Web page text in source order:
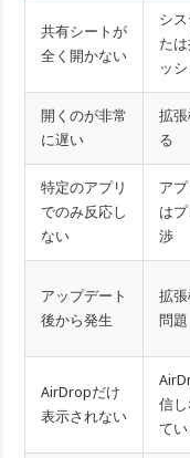
共有シートが
全く開かない
シ
た
ッシ
開くのが非常
に遅い
拡
る
特定のアプリ
でのみ反応し
ない
ア
は
渉
アップデート
後から発生
拡
問題
AirDropだけ
表示されない
信
てい